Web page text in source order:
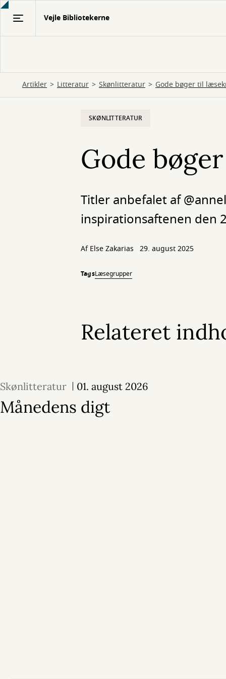
Gå
Vejle Bibliotekerne
Artikler Litteratur Skønlitteratur Gode bøger til
SKØNLITTERATUR
Gode
Titler anbefalet af
inspirationsaftenen den
Af Else Zakarias 29. august 2025
TagsLæsegrupper
Relateret
Skønlitteratur 01. august 2026
Månedens digt